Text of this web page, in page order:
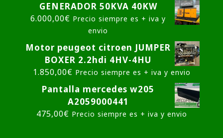
GENERADOR 50KVA 40KW
6.000,00€ Precio siempre es + iva y
envio
Motor peugeot citroen JUMPER
BOXER 2.2hdi 4HV-4HU
1.850,00€ Precio siempre es + iva y envio
Pantalla mercedes w205
A2059000441
475,00€ Precio siempre es + iva y envio